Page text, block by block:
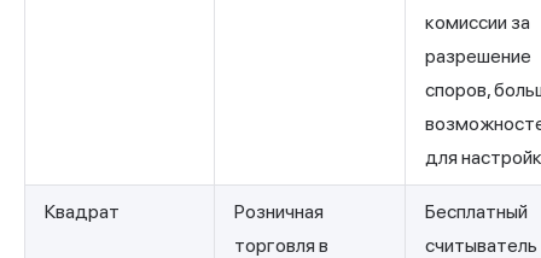
комиссии за
разрешение
споров,
для
Квадрат
Розничная
торговля в
Бесплатный
считыватель